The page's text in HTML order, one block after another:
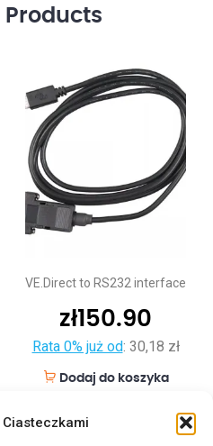
Products
VE.Direct to RS232 interface
zł150.90
Rata 0% już od: 30,18 zł
Dodaj do koszyka